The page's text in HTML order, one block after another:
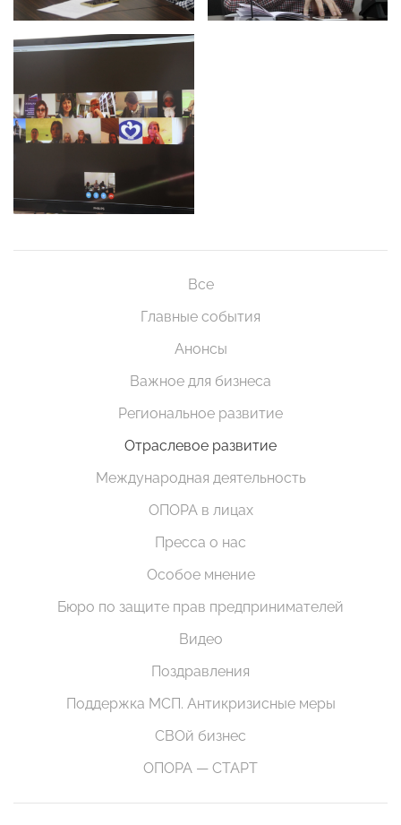
Все
Главные события
Анонсы
Важное для бизнеса
Региональное развитие
Отраслевое развитие
Международная деятельность
ОПОРА в лицах
Пресса о нас
Особое мнение
Бюро по защите прав предпринимателей
Видео
Поздравления
Поддержка МСП. Антикризисные меры
СВОй бизнес
ОПОРА — СТАРТ